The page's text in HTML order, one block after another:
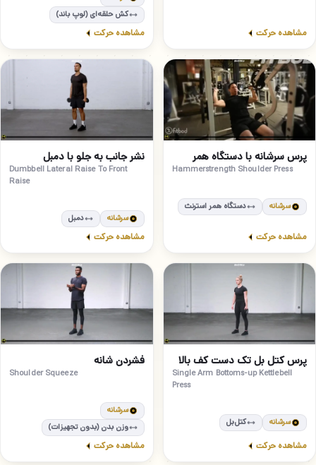
مشاهده حرکت
کش حلقه‌ای (لوپ باند)
مشاهده حرکت
پرس سرشانه با دستگاه همر
Hammerstrength Shoulder Press
سرشانه دستگاه همر استرنث
مشاهده حرکت
22
نشر جانب به جلو با دمبل
Dumbbell Lateral Raise To Front
Raise
سرشانه دمبل
مشاهده حرکت
پرس کتل بل تک دست کف بالا
Single Arm Bottoms-up Kettlebell
Press
سرشانه کتل‌بل
مشاهده حرکت
24
فشردن شانه
Shoulder Squeeze
سرشانه
وزن بدن (بدون تجهیزات)
مشاهده حرکت